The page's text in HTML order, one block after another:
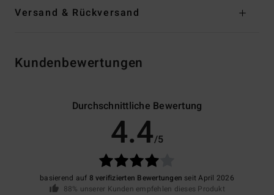
Versand & Rückversand
Kundenbewertungen
Durchschnittliche Bewertung
4.4/5
basierend auf 8 verifizierten Bewertungen seit April 2026
88% unserer Kunden empfehlen dieses Produkt